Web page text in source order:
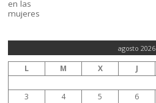
agosto 2026
L M X J
3
4 5 6